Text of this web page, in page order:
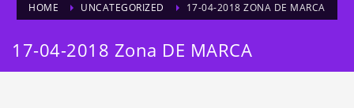
HOME UNCATEGORIZED 17-04-2018 ZONA DE MARCA
17-04-2018 Zona DE MARCA